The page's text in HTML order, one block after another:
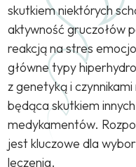
skutkiem niektórych
aktywność gruczołów
reakcją na stres
główne typy
z genetyką i
będąca skutkiem
medykamentów.
jest kluczowe dla
leczenia.